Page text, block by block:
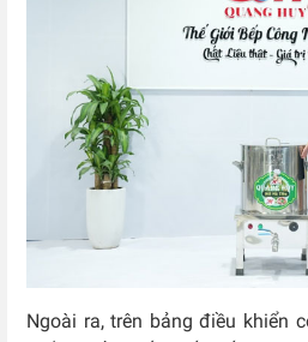
Ngoài ra, trên bảng điều khiển